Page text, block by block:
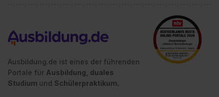
Ausbildung.de ist eines der führenden
Portale für Ausbildung, duales
Studium und Schülerpraktikum.